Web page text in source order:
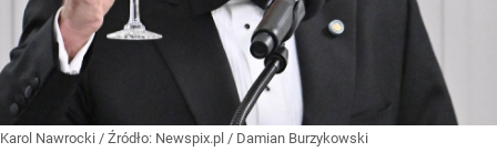
Karol Nawrocki / Źródło: Newspix.pl / Damian Burzykowski